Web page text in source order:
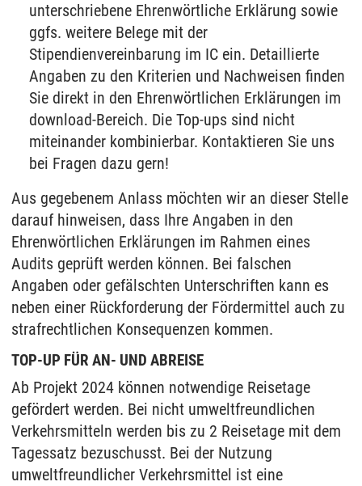
unterschriebene Ehrenwörtliche Erklärung sowie
ggfs. weitere Belege mit der
Stipendienvereinbarung im IC ein. Detaillierte
Angaben zu den Kriterien und Nachweisen finden
Sie direkt in den Ehrenwörtlichen Erklärungen im
download-Bereich. Die Top-ups sind nicht
miteinander kombinierbar. Kontaktieren Sie uns
bei Fragen dazu gern!
Aus gegebenem Anlass möchten wir an dieser Stelle
darauf hinweisen, dass Ihre Angaben in den
Ehrenwörtlichen Erklärungen im Rahmen eines
Audits geprüft werden können. Bei falschen
Angaben oder gefälschten Unterschriften kann es
neben einer Rückforderung der Fördermittel auch zu
strafrechtlichen Konsequenzen kommen.
TOP-UP FÜR AN- UND ABREISE
Ab Projekt 2024 können notwendige Reisetage
gefördert werden. Bei nicht umweltfreundlichen
Verkehrsmitteln werden bis zu 2 Reisetage mit dem
Tagessatz bezuschusst. Bei der Nutzung
umweltfreundlicher Verkehrsmittel ist eine